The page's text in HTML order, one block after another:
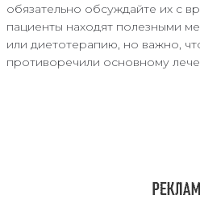
обязательно обсуждайте их с
пациенты находят полезными
или диетотерапию, но важно,
противоречили основному